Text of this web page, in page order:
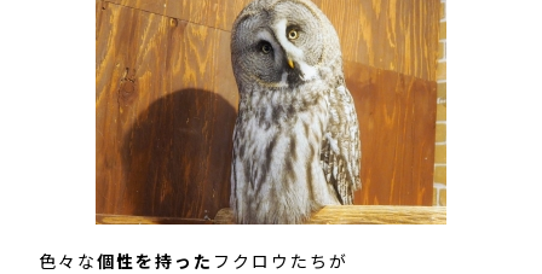
色々な個性を持った フクロウたちが